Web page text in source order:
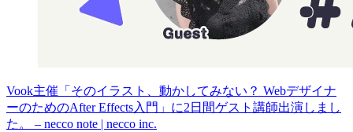
Vook主催「そのイラスト、動かしてみない？ Webデザイナ
ーのためのAfter Effects入門」に2日間ゲスト講師出演しまし
た。 – necco note | necco inc.